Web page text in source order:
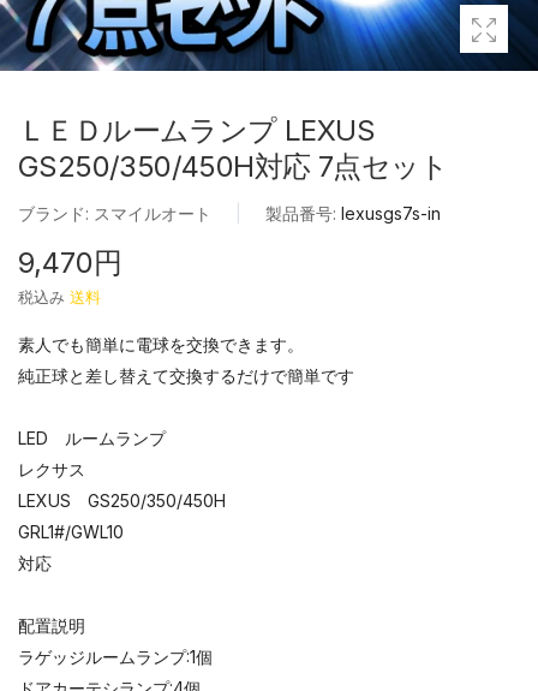
ＬＥＤルームランプ LEXUS
GS250/350/450H対応 7点セット
ブランド: スマイルオート 製品番号: lexusgs7s-in
9,470円
税込み 送料
素人でも簡単に電球を交換できます。
純正球と差し替えて交換するだけで簡単です
LED ルームランプ
レクサス
LEXUS GS250/350/450H
GRL1#/GWL10
対応
配置説明
ラゲッジルームランプ:1個